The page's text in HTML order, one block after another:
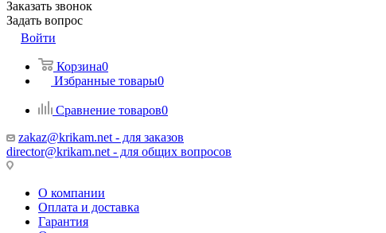
Заказать звонок
Задать вопрос
Войти
Корзина0
Избранные товары0
Сравнение товаров0
zakaz@krikam.net - для заказов
director@krikam.net - для общих вопросов
О компании
Оплата и доставка
Гарантия